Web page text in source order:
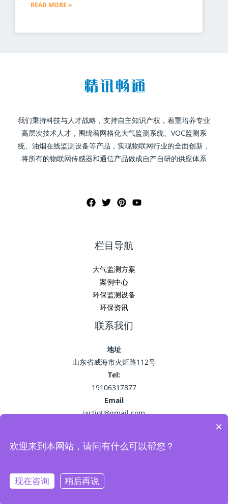
READ MORE »
我们秉持科技与人才战略，支持自主知识产权，着重培养专业
高层次技术人才，围绕着网格化大气监测系统、VOC监测系
统、油烟在线监测设备等产品，实现物联网行业的全面创新，
将所有的物联网传感器和通信产品做成自产自研的供应体系
栏目导航
大气监测方案
案例中心
环保监测设备
环保资讯
联系我们
地址
山东省威海市火炬路112号
Tel:
19106317877
Email
jxctiot@gmail.com
Powered by 环保监测_空气污染监测_VOC油烟监测系统-精讯畅通
×
欢迎来到本网站，请问有什么可以帮您？
现在咨询 稍后再说